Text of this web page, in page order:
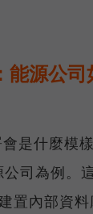
能源公
是什麼模
司為例。
置內部資料